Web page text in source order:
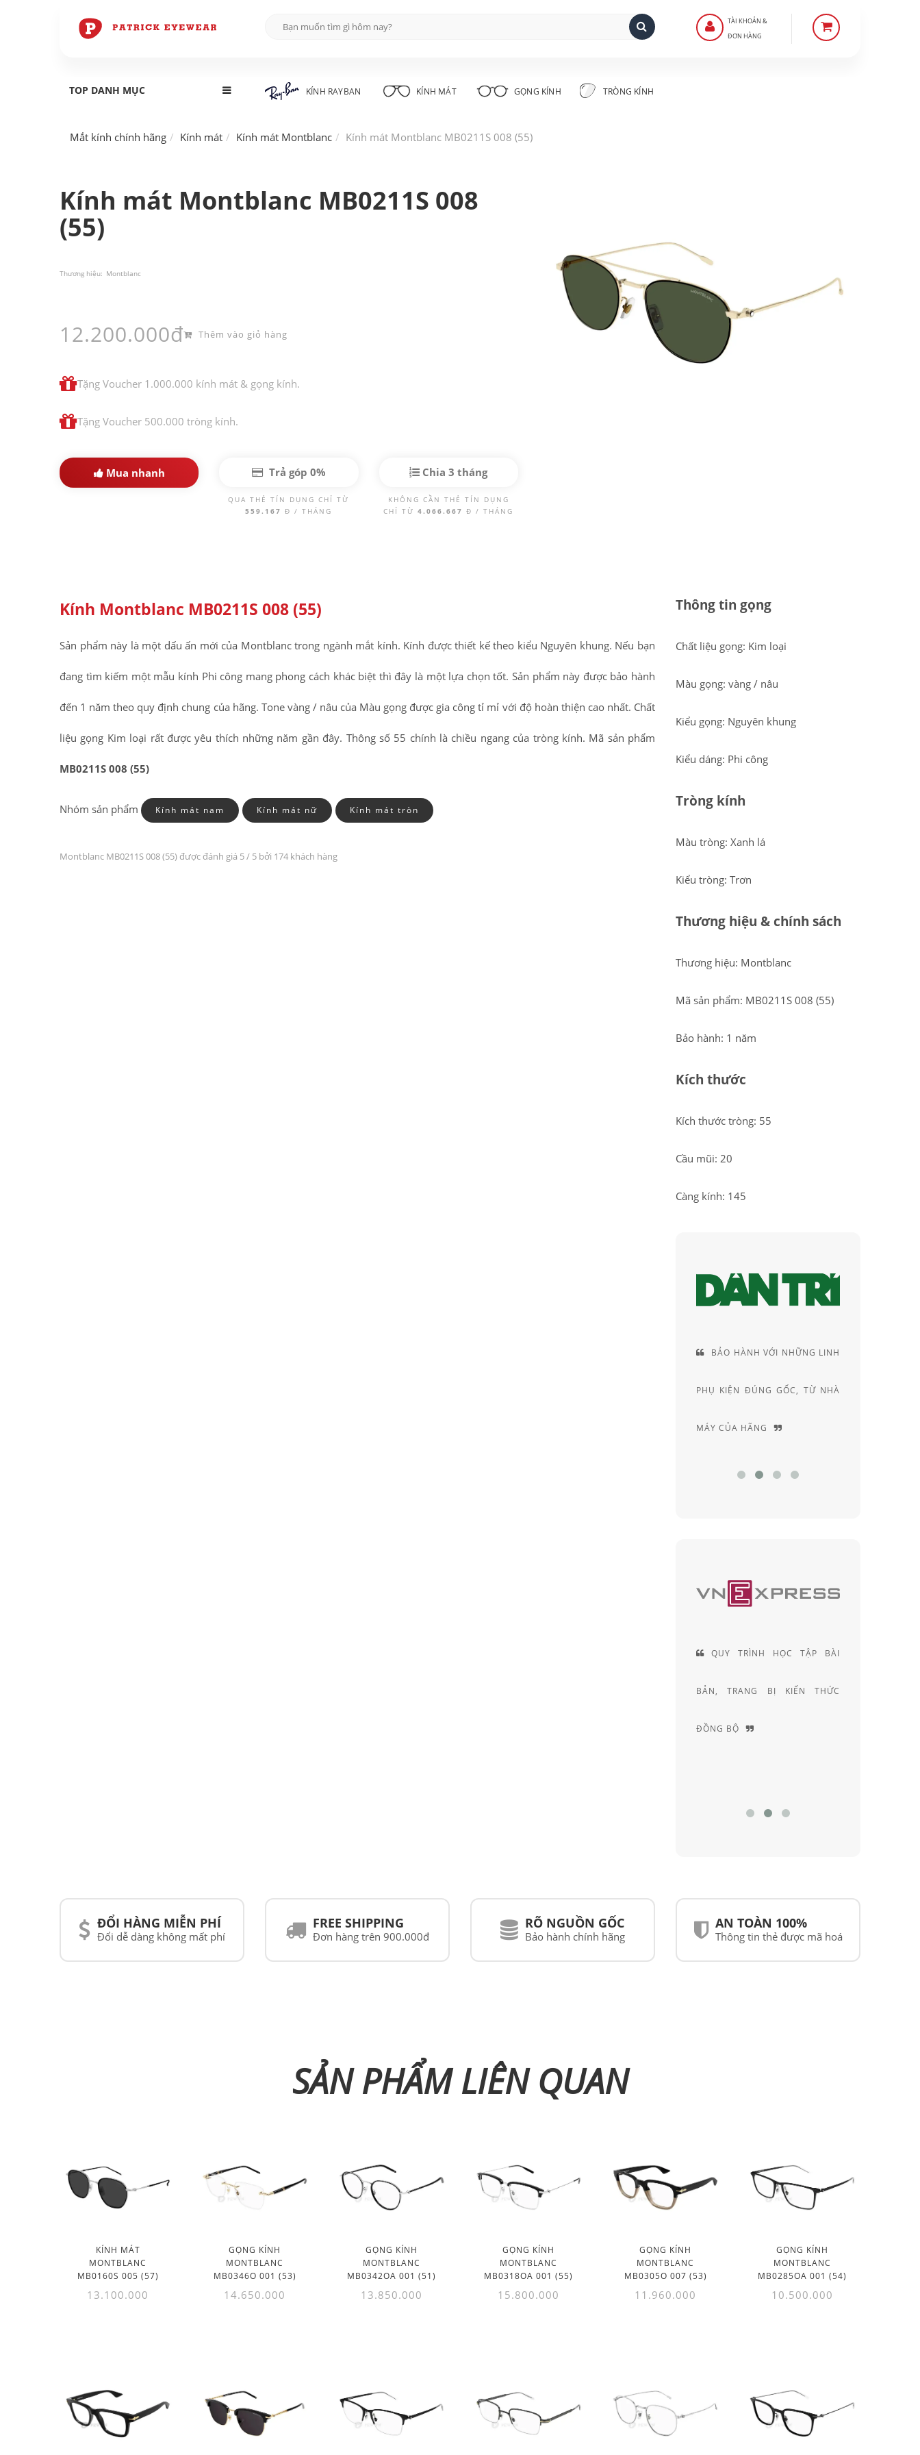
TÀI KHOẢN &
ĐƠN HÀNG
TOP DANH MỤC KÍNH RAYBAN KÍNH MÁT GỌNG KÍNH TRÒNG KÍNH
Mắt kính chính hãng Kính mát Kính mát Montblanc Kính mát Montblanc MB0211S 008 (55)
Kính mát Montblanc MB0211S 008
(55)
Thương hiệu: Montblanc
12.200.000đ Thêm vào giỏ hàng
Tặng Voucher 1.000.000 kính mát & gọng kính.
Tặng Voucher 500.000 tròng kính.
Mua nhanh Trả góp 0%
QUA THẺ TÍN DỤNG CHỈ TỪ
559.167Đ / THÁNG
Chia 3 tháng
KHÔNG CẦN THẺ TÍN DỤNG
CHỈ TỪ4.066.667Đ / THÁNG
Kính Montblanc MB0211S 008 (55)
Sản phẩm này là một dấu ấn mới của Montblanc trong ngành mắt kính. Kính được thiết kế theo kiểu Nguyên khung. Nếu bạn
đang tìm kiếm một mẫu kính Phi công mang phong cách khác biệt thì đây là một lựa chọn tốt. Sản phẩm này được bảo hành
đến 1 năm theo quy định chung của hãng. Tone vàng / nâu của Màu gọng được gia công tỉ mỉ với độ hoàn thiện cao nhất. Chất
liệu gọng Kim loại rất được yêu thích những năm gần đây. Thông số 55 chính là chiều ngang của tròng kính. Mã sản phẩm
MB0211S 008 (55)
Nhóm sản phẩm Kính mát nam Kính mát nữ Kính mát tròn
Montblanc MB0211S 008 (55) được đánh giá 5/ 5 bởi 174 khách hàng
Thông tin gọng
Chất liệu gọng: Kim loại
Màu gọng: vàng / nâu
Kiểu gọng: Nguyên khung
Kiểu dáng: Phi công
Tròng kính
Màu tròng: Xanh lá
Kiểu tròng: Trơn
Thương hiệu & chính sách
Thương hiệu: Montblanc
Mã sản phẩm: MB0211S 008 (55)
Bảo hành: 1 năm
Kích thước
Kích thước tròng: 55
Cầu mũi: 20
Càng kính: 145
BẢO HÀNH VỚI NHỮNG LINH
PHỤ KIỆN ĐÚNG GỐC, TỪ NHÀ
MÁY CỦA HÃNG
QUY TRÌNH HỌC TẬP BÀI
BẢN, TRANG BỊ KIẾN THỨC
ĐỒNG BỘ
ĐỔI HÀNG MIỄN PHÍ
Đổi dễ dàng không mất phí
FREE SHIPPING
Đơn hàng trên 900.000đ
RÕ NGUỒN GỐC
Bảo hành chính hãng
AN TOÀN 100%
Thông tin thẻ được mã hoá
SẢN PHẨM LIÊN QUAN
KÍNH MÁT
MONTBLANC
MB0160S 005 (57)
13.100.000
GỌNG KÍNH
MONTBLANC
MB0346O 001 (53)
14.650.000
GỌNG KÍNH
MONTBLANC
MB0342OA 001 (51)
13.850.000
GỌNG KÍNH
MONTBLANC
MB0318OA 001 (55)
15.800.000
GỌNG KÍNH
MONTBLANC
MB0305O 007 (53)
11.960.000
GỌNG KÍNH
MONTBLANC
MB0285OA 001 (54)
10.500.000